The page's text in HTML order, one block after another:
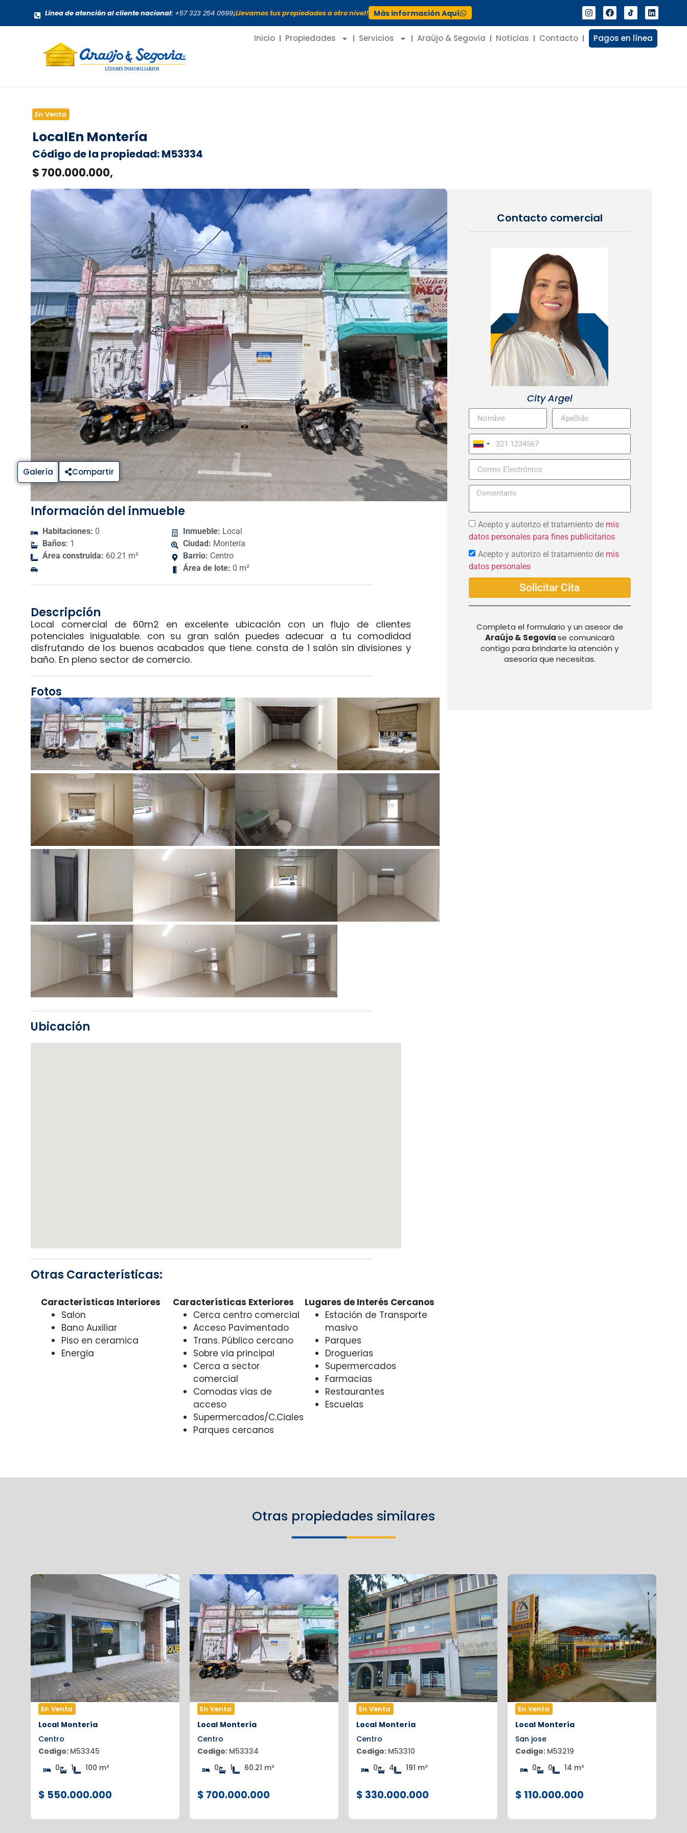
Línea de atención al cliente nacional: +57 323 254 0699¡Llevamos tus propiedades a otro nivel! Más información Aquí
Inicio Propiedades Servicios Araújo & Segovia Noticias Contacto Pagos en línea
En Venta
LocalEn Montería
Código de la propiedad: M53334
$ 700.000.000,
Galería Compartir
Información del inmueble
Habitaciones: 0
Baños: 1
Área construida: 60.21 m²
Inmueble: Local
Ciudad: Montería
Barrio: Centro
Área de lote: 0 m²
Descripción
Local comercial de 60m2 en excelente ubicación con un flujo de clientes
potenciales inigualable. con su gran salón puedes adecuar a tu comodidad
disfrutando de los buenos acabados que tiene. consta de 1 salón sin divisiones y
baño. En pleno sector de comercio.
Fotos
Ubicación
Otras Características:
Características Interiores
Salon
Bano Auxiliar
Piso en ceramica
Energia
Características Exteriores
Cerca centro comercial
Acceso Pavimentado
Trans. Público cercano
Sobre via principal
Cerca a sector
comercial
Comodas vias de
acceso
Supermercados/C.Ciales
Parques cercanos
Lugares de Interés Cercanos
Estación de Transporte
masivo
Parques
Droguerias
Supermercados
Farmacias
Restaurantes
Escuelas
Contacto comercial
City Argel
Colombia
+57
Acepto y autorizo el tratamiento de mis
datos personales para fines publicitarios
Acepto y autorizo el tratamiento de mis
datos personales
Solicitar Cita
Completa el formulario y un asesor de
Araújo & Segoviase comunicará
contigo para brindarte la atención y
asesoría que necesitas.
Otras propiedades similares
En Venta
Local Montería
Centro
Codigo: M53345
0
1 100 m²
$ 550.000.000
En Venta
Local Montería
Centro
Codigo: M53334
0
1 60.21 m²
$ 700.000.000
En Venta
Local Montería
Centro
Codigo: M53310
0
4 191 m²
$ 330.000.000
En Venta
Local Montería
San jose
Codigo: M53219
0
0 14 m²
$ 110.000.000